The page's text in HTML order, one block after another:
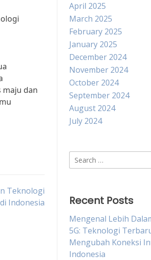
dan
Teknologi
Indonesia
April 2025
March 2025
February 2025
January 2025
December 2024
November 2024
October 2024
September 2024
August 2024
July 2024
Search
for:
Recent Posts
Mengenal Lebih
5G: Teknologi
Mengubah Koneksi
Indonesia